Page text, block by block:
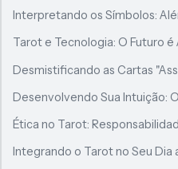
Interpretando os Símbolos:
Tarot e Tecnologia: O Futuro é
Desmistificando as Cartas
Desenvolvendo Sua Intuição:
Ética no Tarot:
Integrando o Tarot no Seu Dia